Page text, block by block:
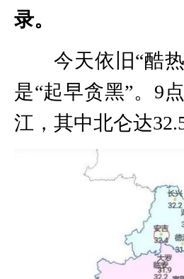
录。
今天依旧“酷
是“起早贪黑”。9
江，其中北仑达